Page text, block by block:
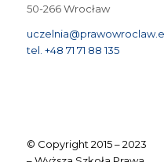
50-266 Wrocław
tel. +48 71 71 88 135
© Copyright 2015 – 2023